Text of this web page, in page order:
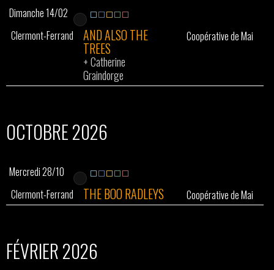
Dimanche 14/02
Clermont-Ferrand
AND ALSO THE
TREES
+ Catherine
Graindorge
Coopérative de Mai
OCTOBRE 2026
Mercredi 28/10
Clermont-Ferrand
THE BOO RADLEYS Coopérative de Mai
FÉVRIER 2026